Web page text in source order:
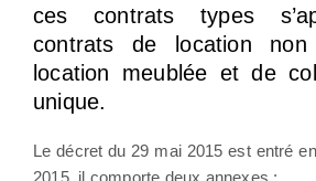
ces contrats types
contrats de location
location meublée et de
unique.
Le décret du 29 mai 2015 est entré
2015, il comporte deux annexes :